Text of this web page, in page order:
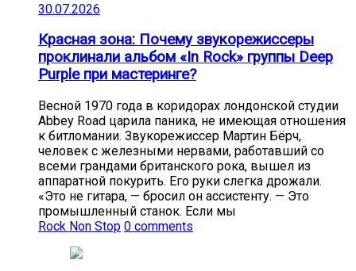
30.07.2026
Красная зона: Почему звукорежиссеры
проклинали альбом «In Rock» группы Deep
Purple при мастеринге?
Весной 1970 года в коридорах лондонской студии
Abbey Road царила паника, не имеющая отношения
к битломании. Звукорежиссер Мартин Бёрч,
человек с железными нервами, работавший со
всеми грандами британского рока, вышел из
аппаратной покурить. Его руки слегка дрожали.
«Это не гитара, — бросил он ассистенту. — Это
промышленный станок. Если мы
Rock Non Stop 0 comments